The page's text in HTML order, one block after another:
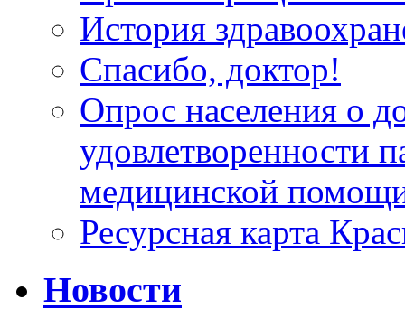
История
Спасибо, доктор!
Опрос населения о
удовлетворенности
медицинской
Ресурсная карта
Новости